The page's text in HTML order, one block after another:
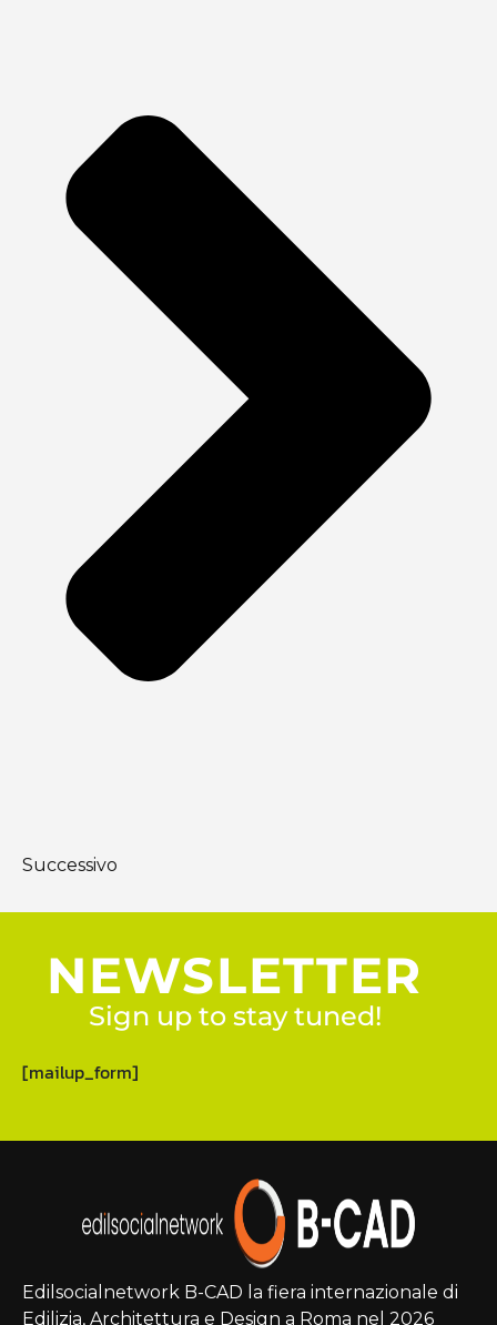
Successivo
NEWSLETTER
Sign up to stay tuned!
[mailup_form]
Edilsocialnetwork B-CAD la fiera internazionale di
Edilizia, Architettura e Design a Roma nel 2026